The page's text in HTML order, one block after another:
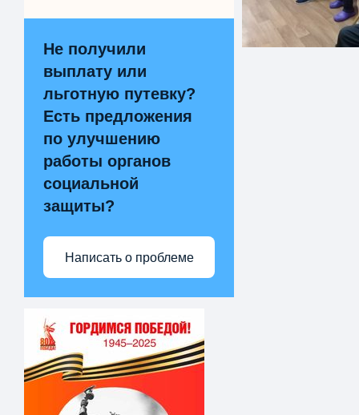
Не получили
выплату или
льготную путевку?
Есть предложения
по улучшению
работы органов
социальной
защиты?
Написать о проблеме